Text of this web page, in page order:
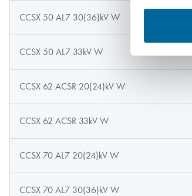
CCSX 50 AL7 30(36)kV W
CCSX 50 AL7 33kV W
CCSX 62 ACSR 20(24)kV W
CCSX 62 ACSR 33kV W
CCSX 70 AL7 20(24)kV W
CCSX 70 AL7 30(36)kV W